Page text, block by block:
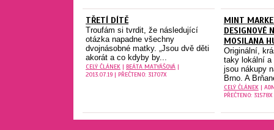
TŘETÍ DÍTĚ
Troufám si tvrdit, že následující
otázka napadne všechny
dvojnásobné matky. „Jsou dvě děti
akorát a co kdyby by...
CELÝ ČLÁNEK | BEÁTA MATYÁŠOVÁ |
2013.07.19 | PŘEČTENO: 31707X
MINT
DESIGNOVÉ
MOSILANA
Originální,
taky lokální a
jsou nákupy
Brno. A
CELÝ ČLÁNEK|
PŘEČTENO: 31578X